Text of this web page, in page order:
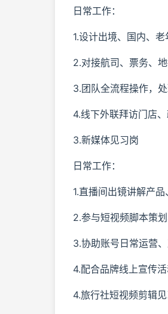
日常工作：
1.设计出境、国内、
2.对接航司、票务、
3.团队全流程操作，
4.线下外联拜访门店
3.新媒体见习岗
日常工作：
1.直播间出镜讲解产品
2.参与短视频脚本策
3.协助账号日常运营
4.配合品牌线上宣传
4.旅行社短视频剪辑